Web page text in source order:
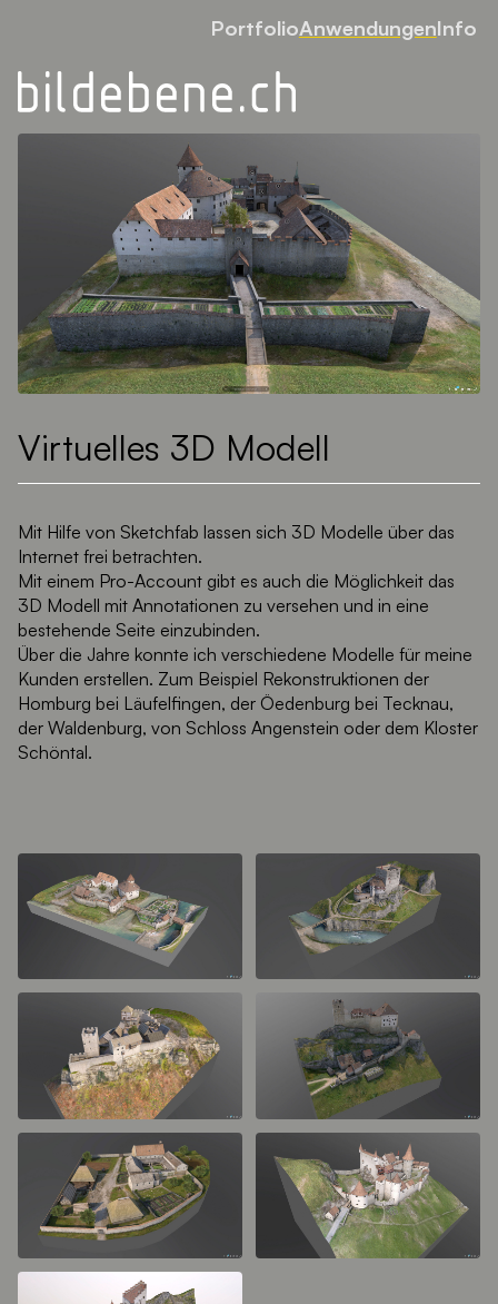
PortfolioAnwendungenInfo
Virtuelles 3D Modell
Mit Hilfe von Sketchfab lassen sich 3D Modelle über das
Internet frei betrachten.
Mit einem Pro-Account gibt es auch die Möglichkeit das
3D Modell mit Annotationen zu versehen und in eine
bestehende Seite einzubinden.
Über die Jahre konnte ich verschiedene Modelle für meine
Kunden erstellen. Zum Beispiel Rekonstruktionen der
Homburg bei Läufelfingen, der Öedenburg bei Tecknau,
der Waldenburg, von Schloss Angenstein oder dem Kloster
Schöntal.